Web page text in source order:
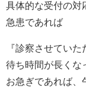
具体的な受付の対
急患であれば
『診察させていた
待ち時間が長くな
お急ぎであれば、